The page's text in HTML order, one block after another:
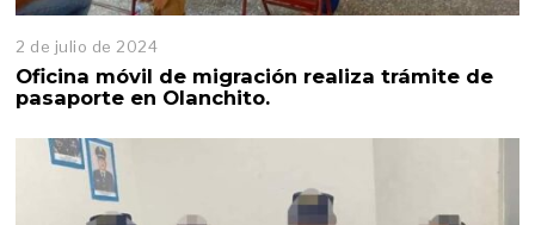
2 de julio de 2024
Oficina móvil de migración realiza trámite de
pasaporte en Olanchito.